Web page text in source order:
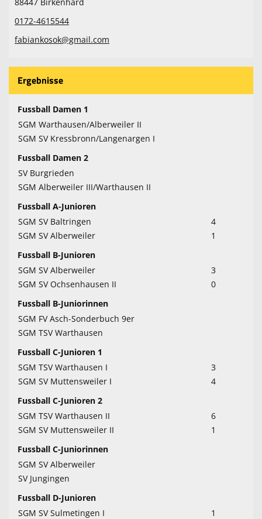
0172-4615544
fabiankosok@gmail.com
Ergebnisse
Fussball Damen 1
SGM Warthausen/Alberweiler II
SGM SV Kressbronn/Langenargen I
Fussball Damen 2
SV Burgrieden
SGM Alberweiler III/Warthausen II
Fussball A-Junioren
SGM SV Baltringen
4
SGM SV Alberweiler
1
Fussball B-Junioren
SGM SV Alberweiler
3
SGM SV Ochsenhausen II
0
Fussball B-Juniorinnen
SGM FV Asch-Sonderbuch 9er
SGM TSV Warthausen
Fussball C-Junioren 1
SGM TSV Warthausen I
3
SGM SV Muttensweiler I
4
Fussball C-Junioren 2
SGM TSV Warthausen II
6
SGM SV Muttensweiler II
1
Fussball C-Juniorinnen
SGM SV Alberweiler
SV Jungingen
Fussball D-Junioren
SGM SV Sulmetingen I
1